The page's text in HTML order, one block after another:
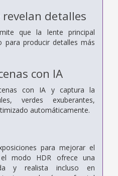
detalles
que la lente principal
producir detalles más
con IA
con IA y captura la
verdes exuberantes,
automáticamente.
para mejorar el
modo HDR ofrece una
y realista incluso en